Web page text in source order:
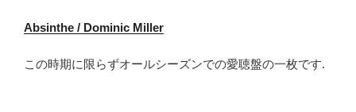
k
Absinthe / Dominic Miller
この時期に限らずオールシーズンでの愛聴盤の一枚です.